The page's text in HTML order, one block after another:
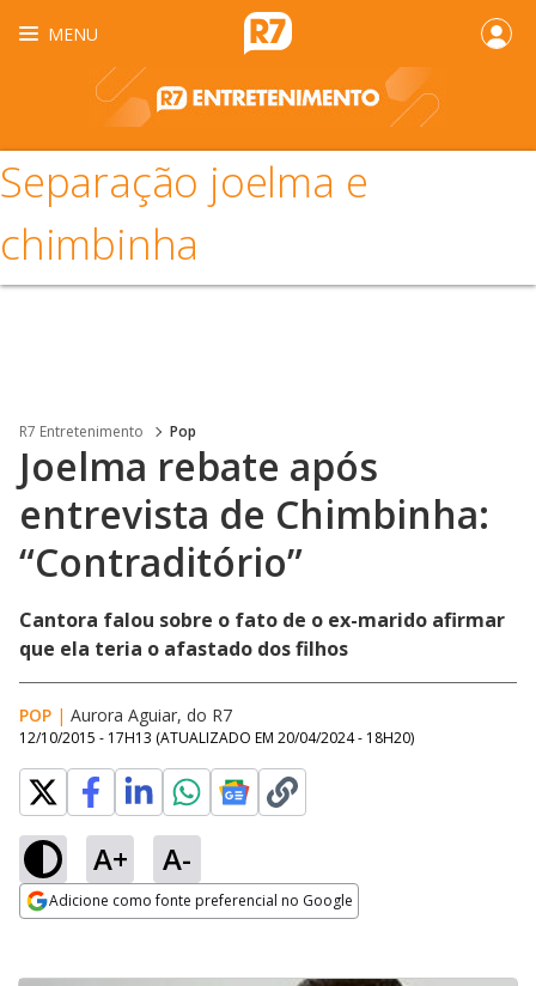
MENU
Separação joelma e
chimbinha
R7 Entretenimento Pop
Joelma rebate após
entrevista de Chimbinha:
“Contraditório”
Cantora falou sobre o fato de o ex-marido afirmar
que ela teria o afastado dos filhos
POP | Aurora Aguiar, do R7
12/10/2015 - 17H13 (ATUALIZADO EM 20/04/2024 - 18H20)
A+ A-
Adicione como fonte preferencial no Google